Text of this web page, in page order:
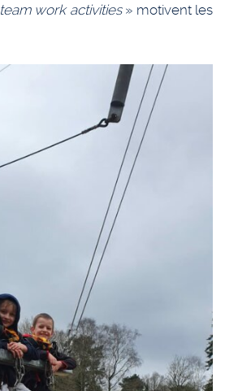
team work activities» motivent les